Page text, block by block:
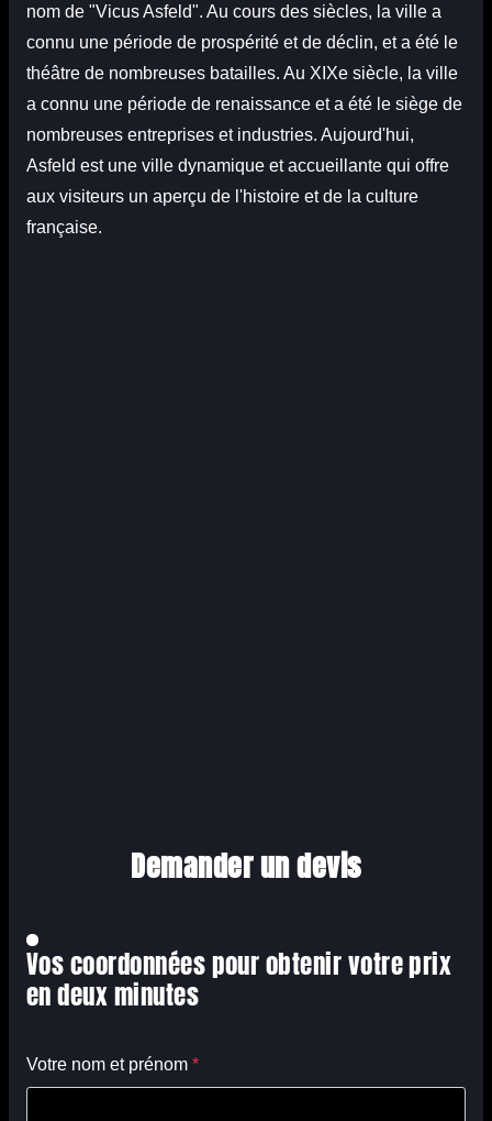
nom de "Vicus Asfeld". Au cours des siècles, la ville a
connu une période de prospérité et de déclin, et a été le
théâtre de nombreuses batailles. Au XIXe siècle, la ville
a connu une période de renaissance et a été le siège de
nombreuses entreprises et industries. Aujourd'hui,
Asfeld est une ville dynamique et accueillante qui offre
aux visiteurs un aperçu de l'histoire et de la culture
française.
Demander un devis
Vos coordonnées pour obtenir votre prix
en deux minutes
Votre nom et prénom *